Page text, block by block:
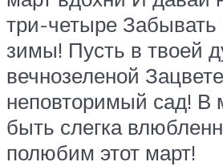
три-четыре Забывать
зимы! Пусть в твоей
вечнозеленой
неповторимый сад! В
быть слегка
полюбим этот март!